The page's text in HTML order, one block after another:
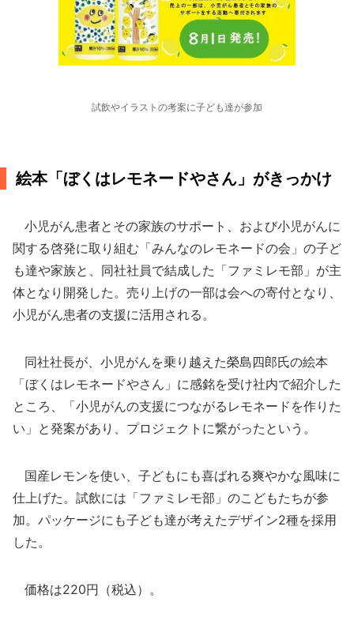
試飲やイラストの考案に子ども達が参加
絵本「ぼくはレモネードやさん」がきっかけ
小児がん患者とその家族のサポート、および小児がんに
関する啓発に取り組む「みんなのレモネードの会」の子ど
も達や家族と、同社社員で結成した「ファミレモ部」が主
体となり開発した。売り上げの一部は会への寄付となり、
小児がん患者の支援に活用される。
同社社長が、小児がんを乗り越えた榮島四郎氏の絵本
「ぼくはレモネードやさん」に感銘を受け社内で紹介した
ところ、「小児がんの支援につながるレモネードを作りた
い」と発案があり、プロジェクトに繋がったという。
国産レモンを使い、子どもにも喜ばれる爽やかな風味に
仕上げた。試飲には「ファミレモ部」のこどもたちが参
加。パッケージにも子ども達が考えたデザイン2種を採用
した。
価格は220円（税込）。